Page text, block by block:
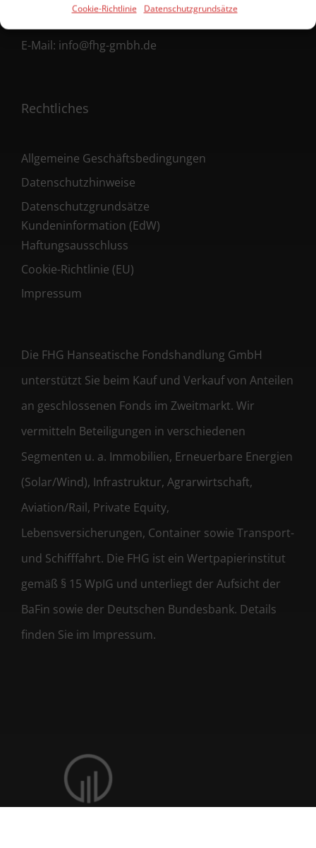
Cookie-Richtlinie Datenschutzgrundsätze
E-Mail: info@fhg-gmbh.de
Rechtliches
Allgemeine Geschäftsbedingungen
Datenschutzhinweise
Datenschutzgrundsätze
Kundeninformation (EdW)
Haftungsausschluss
Cookie-Richtlinie (EU)
Impressum
Die FHG Hanseatische Fondshandlung GmbH
unterstützt Sie beim Kauf und Verkauf von Anteilen
an geschlossenen Fonds im Zweitmarkt. Wir
vermitteln Beteiligungen in verschiedenen
Segmenten u. a. Immobilien, Erneuerbare Energien
(Solar/Wind), Infrastruktur, Agrarwirtschaft,
Aviation/Rail, Private Equity,
Lebensversicherungen, Container sowie Transport-
und Schifffahrt. Die FHG ist ein Wertpapierinstitut
gemäß § 15 WpIG und unterliegt der Aufsicht der
BaFin sowie der Deutschen Bundesbank. Details
finden Sie im Impressum.